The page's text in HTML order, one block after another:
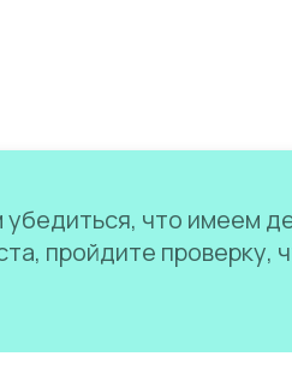
что имеем
пройдите проверку,